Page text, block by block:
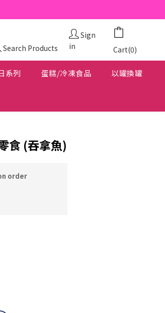
Search Products
Sign
in
Cart(0)
系列 蛋糕/冷凍食品 以罐換罐
食 (吞拿魚)
order